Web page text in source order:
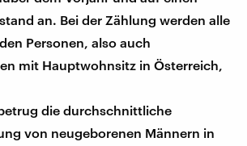
an. Bei der Zählung werden alle
Personen, also auch
mit Hauptwohnsitz in Österreich,
die durchschnittliche
von neugeborenen Männern in